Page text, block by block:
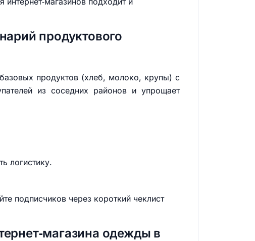
продуктового
продуктов (хлеб, молоко, крупы) с
из соседних районов и упрощает
логистику.
подписчиков через короткий чеклист
одежды в